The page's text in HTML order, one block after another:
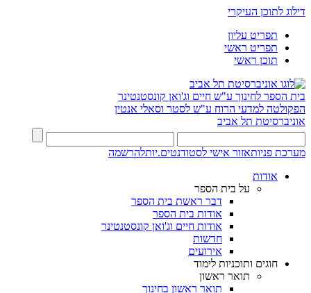
דילוג לתוכן העיקרי
תפריט עליון
תפריט ראשי
תוכן ראשי
בית הספר לחינוך ע"ש חיים וג'ואן קונסטנטינר
הפקולטה למדעי הרוח ע"ש לסטר וסאלי אנטין
אוניברסיטת תל אביב
מערכת פניותאזור אישי לסטודנטים.יותלהרשמה
אודות
על בית הספר
דבר ראשת בית הספר
אודות בית הספר
אודות חיים וג'ואן קונסטנטינר
חדשות
אירועים
חוגים ותוכניות לימוד
תואר ראשון
תואר ראשון בחינוך